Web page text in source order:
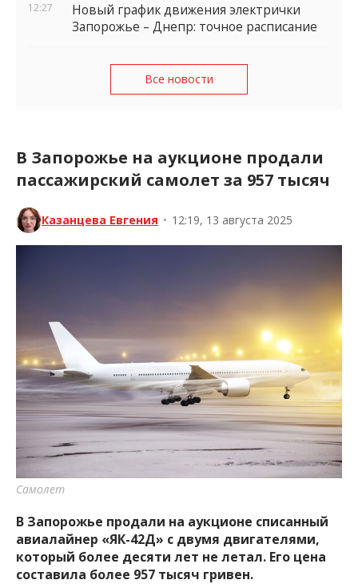
12:27
Новый график движения электрички
Запорожье – Днепр: точное расписание
Все новости
В Запорожье на аукционе продали
пассажирский самолет за 957 тысяч
Казанцева Евгения • 12:19, 13 августа 2025
Самолет
В Запорожье продали на аукционе списанный
авиалайнер «ЯК-42Д» с двумя двигателями,
который более десяти лет не летал. Его цена
составила более 957 тысяч гривен.